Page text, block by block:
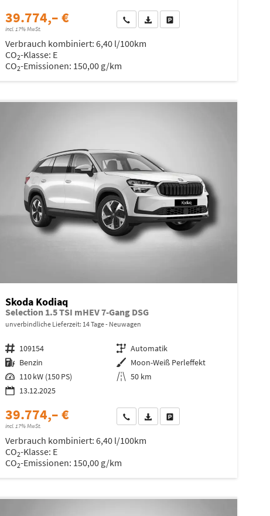
39.774,– €
incl. 17% MwSt.
Wir rufen Sie an
Fahrzeugexposé (PDF)
Fahrzeug parken
Verbrauch kombiniert: 6,40 l/100km
CO2-Klasse: E
CO2-Emissionen: 150,00 g/km
Skoda Kodiaq
Selection 1.5 TSI mHEV 7-Gang DSG
unverbindliche Lieferzeit: 14 Tage Neuwagen
Fahrzeugnr. 109154 Getriebe Automatik
Kraftstoff Benzin Außenfarbe Moon-Weiß Perleffekt
Leistung 110 kW (150 PS) Kilometerstand 50 km
13.12.2025
39.774,– €
incl. 17% MwSt.
Wir rufen Sie an
Fahrzeugexposé (PDF)
Fahrzeug parken
Verbrauch kombiniert: 6,40 l/100km
CO2-Klasse: E
CO2-Emissionen: 150,00 g/km